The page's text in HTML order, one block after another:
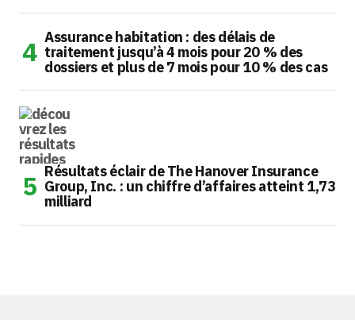
Assurance habitation : des délais de
traitement jusqu’à 4 mois pour 20 % des
dossiers et plus de 7 mois pour 10 % des cas
Résultats éclair de The Hanover Insurance
Group, Inc. : un chiffre d’affaires atteint 1,73
milliard